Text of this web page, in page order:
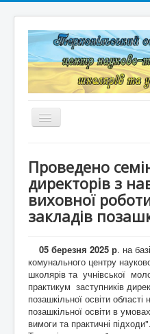
Перемикач
навігації
Структура
Документація
Корисні лінки
Дистанційне навчання
Контакти
Проведено
директорів з
виховної
закладів
05 березня 2025 р. на
комунального центру
школярів та учнівської
практикум заступників
позашкільної освіти
позашкільної освіти в
вимоги та практичні